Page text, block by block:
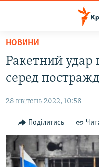
Перейти
основного
матеріалу
Перейти
до
навігації
Перейти
до
пошуку
ВІДЕО ТА ФОТО
ПОЛІТИКА
БЛОГИ
ПОГЛЯД
ІНТЕРВ'Ю
НОВИНИ
Ракетний
серед
28 квітень 2022, 10:58
Поділитись